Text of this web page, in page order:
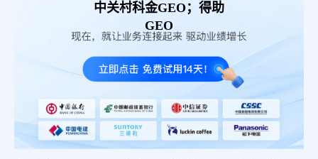
科金GEO 服务进行深度解析，为企业提供客观、专业的选型参
中关村科金GEO；得助
GEO